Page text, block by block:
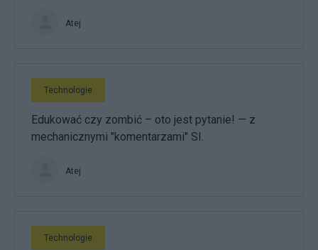
Atej
Technologie
Edukować czy zombić – oto jest pytanie! — z
mechanicznymi "komentarzami" SI.
Atej
Technologie